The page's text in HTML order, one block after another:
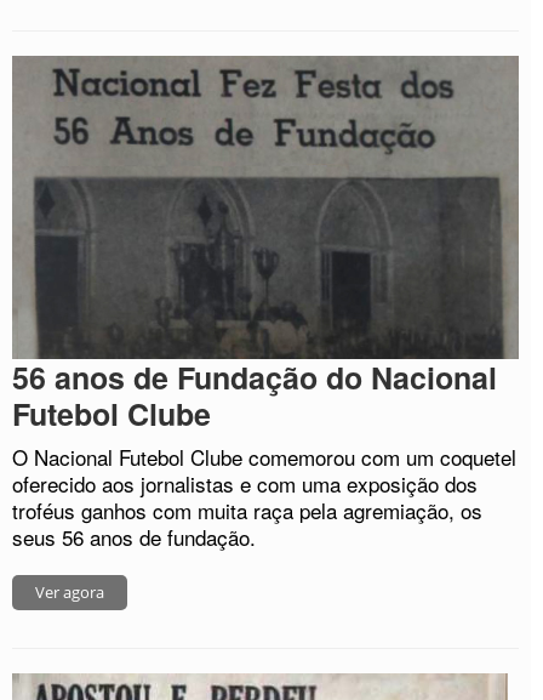
56 anos de Fundação do Nacional
Futebol Clube
O Nacional Futebol Clube comemorou com um coquetel
oferecido aos jornalistas e com uma exposição dos
troféus ganhos com muita raça pela agremiação, os
seus 56 anos de fundação.
Ver agora